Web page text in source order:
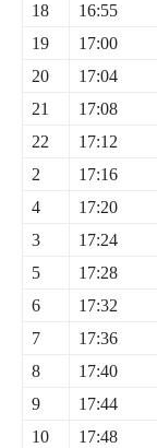
18
16:55
19
17:00
20
17:04
21
17:08
22
17:12
2
17:16
4
17:20
3
17:24
5
17:28
6
17:32
7
17:36
8
17:40
9
17:44
10
17:48